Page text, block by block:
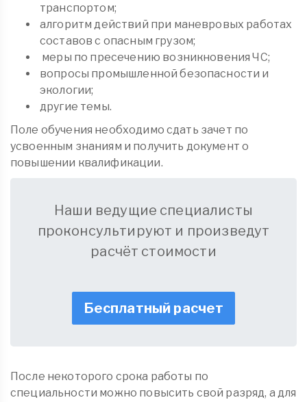
транспортом;
алгоритм действий при маневровых работах
составов с опасным грузом;
меры по пресечению возникновения ЧС;
вопросы промышленной безопасности и
экологии;
другие темы.
Поле обучения необходимо сдать зачет по
усвоенным знаниям и получить документ о
повышении квалификации.
Наши ведущие специалисты
проконсультируют и произведут
расчёт стоимости
Бесплатный расчет
После некоторого срока работы по
специальности можно повысить свой разряд, а для